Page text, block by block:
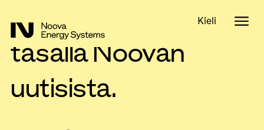
Pidä minut ajan
tasalla Noovan
uutisista.
Kieli